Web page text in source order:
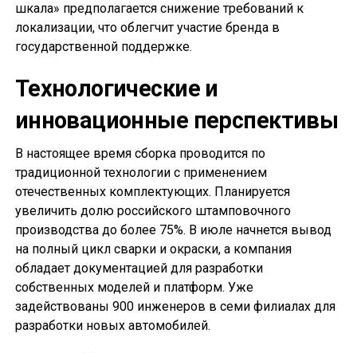
шкала» предполагается снижение требований к
локализации, что облегчит участие бренда в
государственной поддержке.
Технологические и
инновационные перспективы
В настоящее время сборка проводится по
традиционной технологии с применением
отечественных комплектующих. Планируется
увеличить долю российского штамповочного
производства до более 75%. В июле начнется вывод
на полный цикл сварки и окраски, а компания
обладает документацией для разработки
собственных моделей и платформ. Уже
задействованы 900 инженеров в семи филиалах для
разработки новых автомобилей.